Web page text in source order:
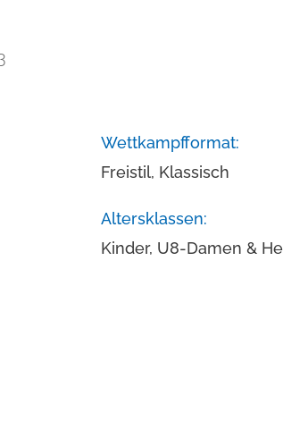
Wettkampfformat:
Freistil, Klassisch
Altersklassen:
Kinder, U8-Damen &